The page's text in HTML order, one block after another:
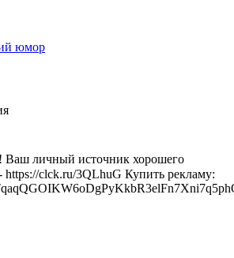
юмор
Ваш личный источник хорошего
https://clck.ru/3QLhuG Купить рекламу: